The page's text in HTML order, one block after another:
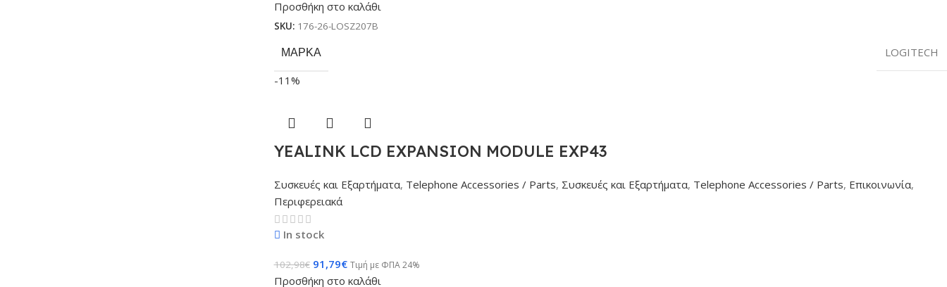
Προσθήκη στο καλάθι
SKU: 176-26-LOSZ207B
ΜΆΡΚΑ
LOGITECH
-11%
YEALINK LCD EXPANSION MODULE EXP43
Συσκευές και Εξαρτήματα, Telephone Accessories / Parts, Συσκευές και Εξαρτήματα, Telephone Accessories / Parts, Επικοινωνία,
Περιφερειακά
In stock
102,98€ 91,79€ Τιμή με ΦΠΑ 24%
Προσθήκη στο καλάθι